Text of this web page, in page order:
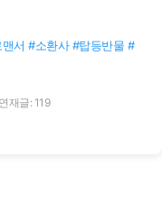
서 #소환사 #탑등반물 #
연재글: 119